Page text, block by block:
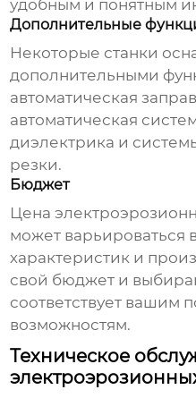
удобным и понятным
Дополнительные
Некоторые станки
дополнительными
автоматическая
автоматическая
диэлектрика и
резки.
Бюджет
Цена
может варьироваться
характеристик и
свой бюджет и
соответствует вашим
возможностям.
Техническое